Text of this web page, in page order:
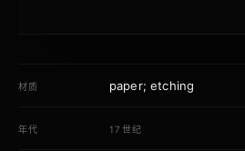
材质 paper; etching
年代 17世纪